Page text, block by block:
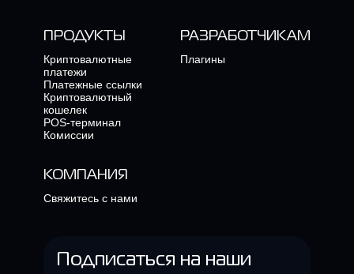
ПРОДУКТЫ
Криптовалютные
платежи
Платежные ссылки
Криптовалютный
кошелек
POS-терминал
Комиссии
РАЗРАБОТЧИКАМ
Плагины
КОМПАНИЯ
Свяжитесь с нами
Подписаться на наши